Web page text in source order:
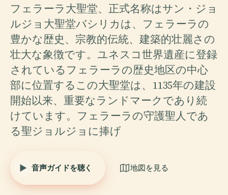
フェラーラ大聖堂、正式名称はサン・ジョ
ルジョ大聖堂バシリカは、フェラーラの
豊かな歴史、宗教的伝統、建築的壮麗さの
壮大な象徴です。ユネスコ世界遺産に登録
されているフェラーラの歴史地区の中心
部に位置するこの大聖堂は、1135年の建設
開始以来、重要なランドマークであり続
けています。フェラーラの守護聖人であ
る聖ジョルジョに捧げ
音声ガイドを聴く 地図を見る